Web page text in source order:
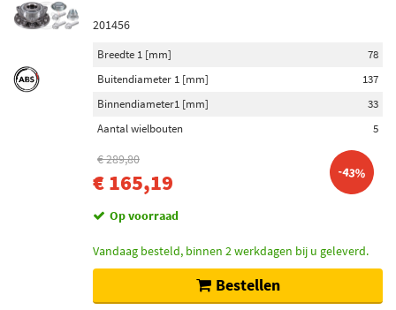
201456
Breedte 1 [mm]
78
Buitendiameter 1 [mm]
137
Binnendiameter1 [mm]
33
Aantal wielbouten
5
€ 289,80
€ 165,19 -43%
Op voorraad
Vandaag besteld, binnen 2 werkdagen bij u geleverd.
Bestellen